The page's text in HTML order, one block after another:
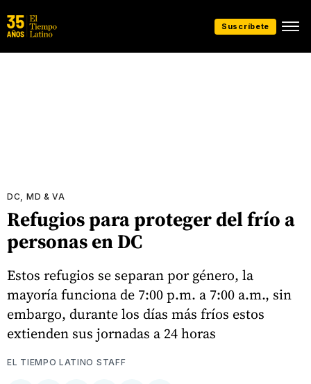
Suscríbete
DC, MD & VA
Refugios para proteger del frío a
personas en DC
Estos refugios se separan por género, la
mayoría funciona de 7:00 p.m. a 7:00 a.m., sin
embargo, durante los días más fríos estos
extienden sus jornadas a 24 horas
EL TIEMPO LATINO STAFF